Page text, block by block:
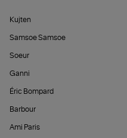
Kujten
Samsoe Samsoe
Soeur
Ganni
Éric Bompard
Barbour
Ami Paris